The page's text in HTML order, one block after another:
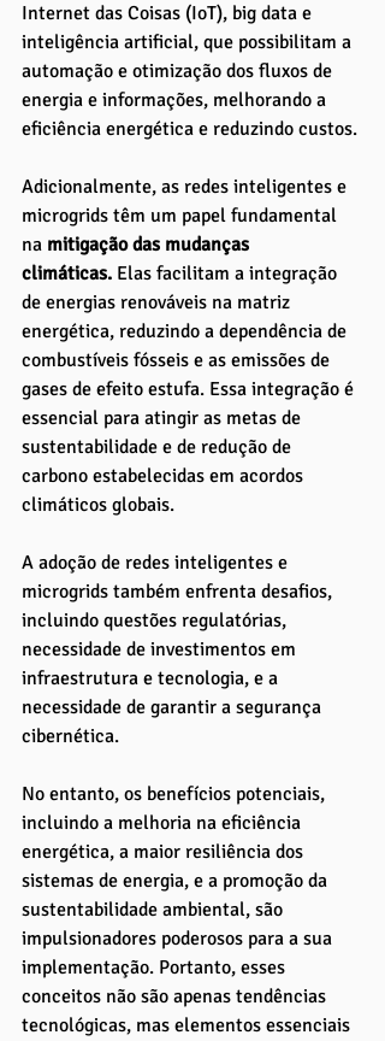
Internet das Coisas (IoT), big data e
inteligência artificial, que possibilitam a
automação e otimização dos fluxos de
energia e informações, melhorando a
eficiência energética e reduzindo custos.
Adicionalmente, as redes inteligentes e
microgrids têm um papel fundamental
na mitigação das mudanças
climáticas. Elas facilitam a integração
de energias renováveis na matriz
energética, reduzindo a dependência de
combustíveis fósseis e as emissões de
gases de efeito estufa. Essa integração é
essencial para atingir as metas de
sustentabilidade e de redução de
carbono estabelecidas em acordos
climáticos globais.
A adoção de redes inteligentes e
microgrids também enfrenta desafios,
incluindo questões regulatórias,
necessidade de investimentos em
infraestrutura e tecnologia, e a
necessidade de garantir a segurança
cibernética.
No entanto, os benefícios potenciais,
incluindo a melhoria na eficiência
energética, a maior resiliência dos
sistemas de energia, e a promoção da
sustentabilidade ambiental, são
impulsionadores poderosos para a sua
implementação. Portanto, esses
conceitos não são apenas tendências
tecnológicas, mas elementos essenciais